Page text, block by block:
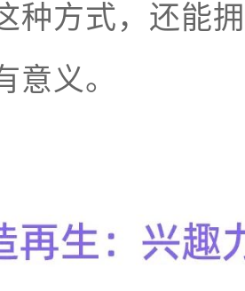
种方式，还能
意义。